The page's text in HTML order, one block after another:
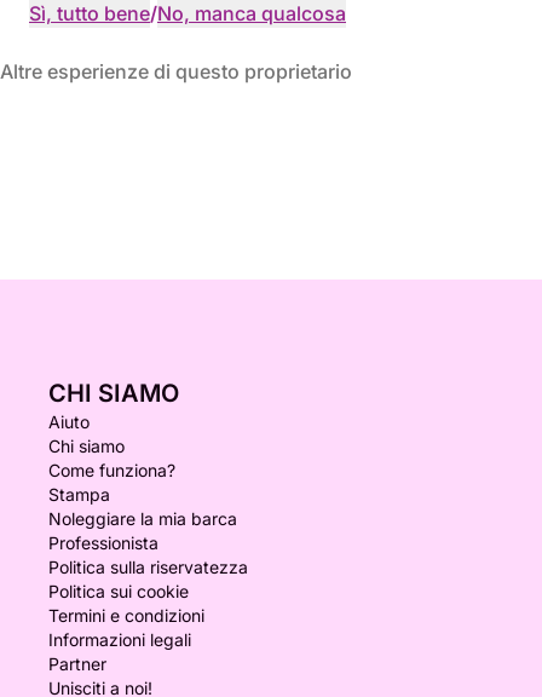
Sì, tutto bene/No, manca qualcosa
Altre esperienze di questo proprietario
CHI SIAMO
Aiuto
Chi siamo
Come funziona?
Stampa
Noleggiare la mia barca
Professionista
Politica sulla riservatezza
Politica sui cookie
Termini e condizioni
Informazioni legali
Partner
Unisciti a noi!